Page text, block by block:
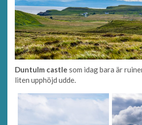
Duntulm castle som idag bara är
liten upphöjd udde.